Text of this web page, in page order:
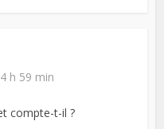
h 59 min
compte-t-il ?